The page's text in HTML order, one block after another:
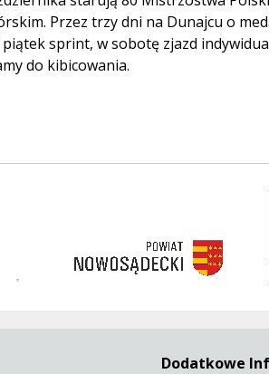
Przez trzy dni na Dunajcu o
sprint, w sobotę zjazd
do kibicowania.
3 korony
Dodatkowe